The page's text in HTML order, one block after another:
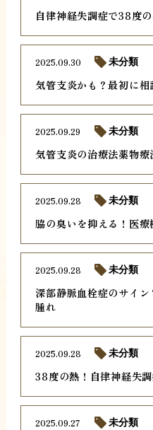
自律神経失調症で38度
気管支炎かも？最初に
2025.09.30 未分類
気管支炎の治療法薬物
2025.09.29 未分類
脇の臭いを抑える！医
2025.09.28 未分類
深部静脈血栓症のサイ
腫れ
2025.09.28 未分類
38度の熱！自律神経失
2025.09.28 未分類
2025.09.27 未分類